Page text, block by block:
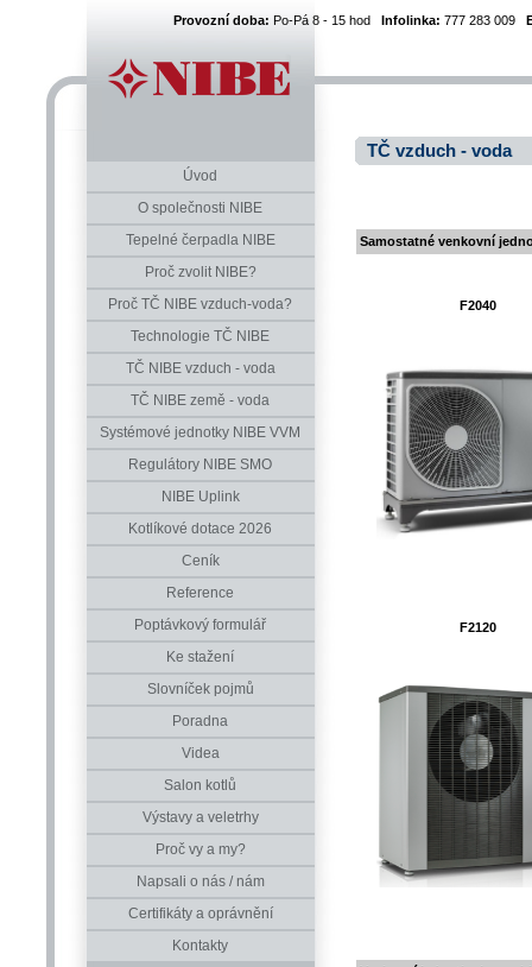
Provozní doba: Po-Pá 8 - 15 hod Infolinka: 777 283 009
Úvod
O společnosti NIBE
Tepelné čerpadla NIBE
Proč zvolit NIBE?
Proč TČ NIBE vzduch-voda?
Technologie TČ NIBE
TČ NIBE vzduch - voda
TČ NIBE země - voda
Systémové jednotky NIBE VVM
Regulátory NIBE SMO
NIBE Uplink
Kotlíkové dotace 2026
Ceník
Reference
Poptávkový formulář
Ke stažení
Slovníček pojmů
Poradna
Videa
Salon kotlů
Výstavy a veletrhy
Proč vy a my?
Napsali o nás / nám
Certifikáty a oprávnění
Kontakty
TČ vzduch - voda
Samostatné venkovní
F2040
F2120